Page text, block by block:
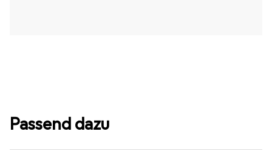
Passend dazu